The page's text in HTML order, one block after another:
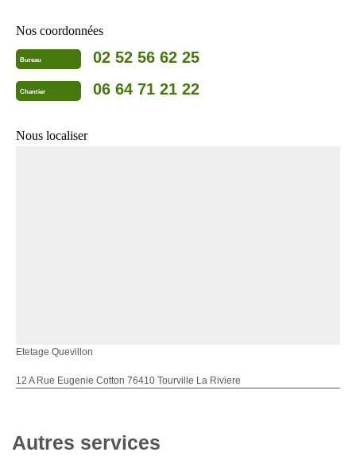
Nos coordonnées
Bureau 02 52 56 62 25
Chantier 06 64 71 21 22
Nous localiser
Etetage Quevillon
12 A Rue Eugenie Cotton 76410 Tourville La Riviere
Autres services